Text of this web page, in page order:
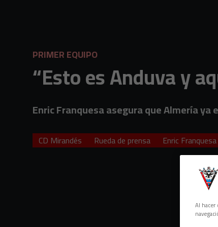
PRIMER EQUIPO
“Esto es Anduva y
Enric Franquesa asegura que Almería
CD Mirandés Rueda de prensa Enric Franquesa
Al hacer